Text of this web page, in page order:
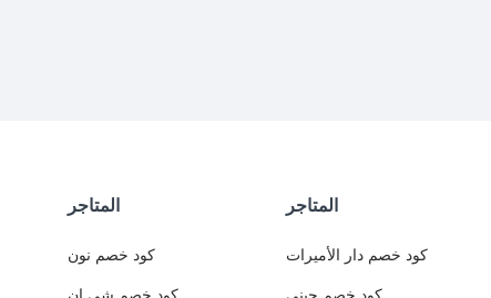
المتاجر
كود خصم نون
المتاجر
كود خصم دار الأميرات